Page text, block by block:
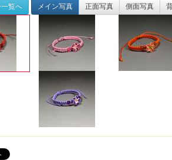
覧へ メイン写真 正面写真 側面写真